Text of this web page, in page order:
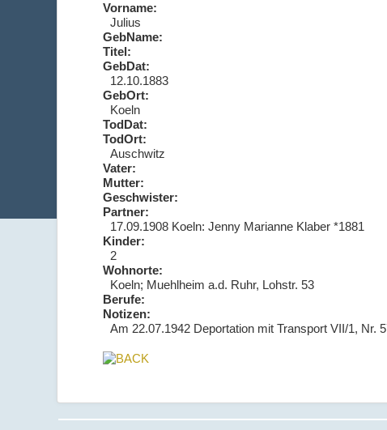
Vorname:
Julius
GebName:
Titel:
GebDat:
12.10.1883
GebOrt:
Koeln
TodDat:
TodOrt:
Auschwitz
Vater:
Mutter:
Geschwister:
Partner:
17.09.1908 Koeln: Jenny Marianne Klaber *1881
Kinder:
2
Wohnorte:
Koeln; Muehlheim a.d. Ruhr, Lohstr. 53
Berufe:
Notizen:
Am 22.07.1942 Deportation mit Transport VII/1, Nr.